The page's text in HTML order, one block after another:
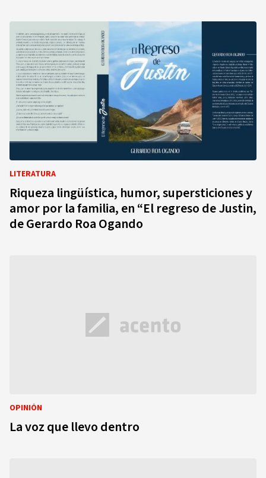
LITERATURA
Riqueza lingüística, humor, supersticiones y
amor por la familia, en “El regreso de Justin,
de Gerardo Roa Ogando
OPINIÓN
La voz que llevo dentro